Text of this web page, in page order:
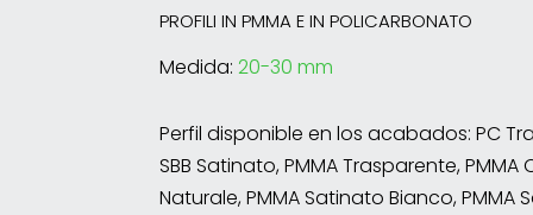
PROFILI IN PMMA E IN POLICARBONATO
Medida:20-30 mm
Perfil disponible en los acabados: PC
SBB Satinato, PMMA Trasparente,
Naturale, PMMA Satinato Bianco, PMMA